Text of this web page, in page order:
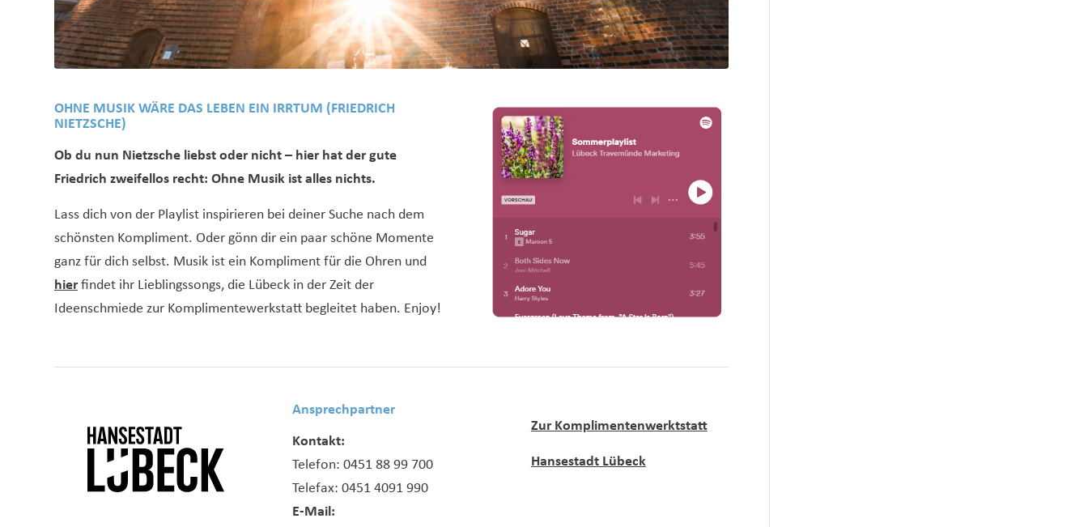
OHNE MUSIK WÄRE DAS LEBEN EIN IRRTUM (FRIEDRICH
NIETZSCHE)
Ob du nun Nietzsche liebst oder nicht – hier hat der gute
Friedrich zweifellos recht: Ohne Musik ist alles nichts.
Lass dich von der Playlist inspirieren bei deiner Suche nach dem
schönsten Kompliment. Oder gönn dir ein paar schöne Momente
ganz für dich selbst. Musik ist ein Kompliment für die Ohren und
hierfindet ihr Lieblingssongs, die Lübeck in der Zeit der
Ideenschmiede zur Komplimentewerkstatt begleitet haben. Enjoy!
Ansprechpartner
Kontakt:
Telefon: 0451 88 99 700
Telefax: 0451 4091 990
E-Mail:
Zur Komplimentenwerktstatt
Hansestadt Lübeck